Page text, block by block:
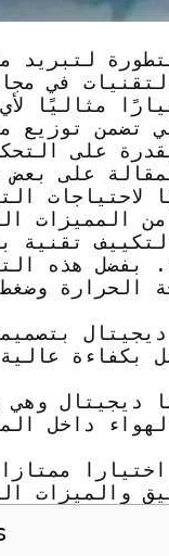
لتبريد
في
مثاليًا
تضمن توزيع
على
على
لاحتياجات
المميزات
تقنية
بفضل هذه
الحرارة
بكفاءة
ديجيتال وهي
داخل
والميزات